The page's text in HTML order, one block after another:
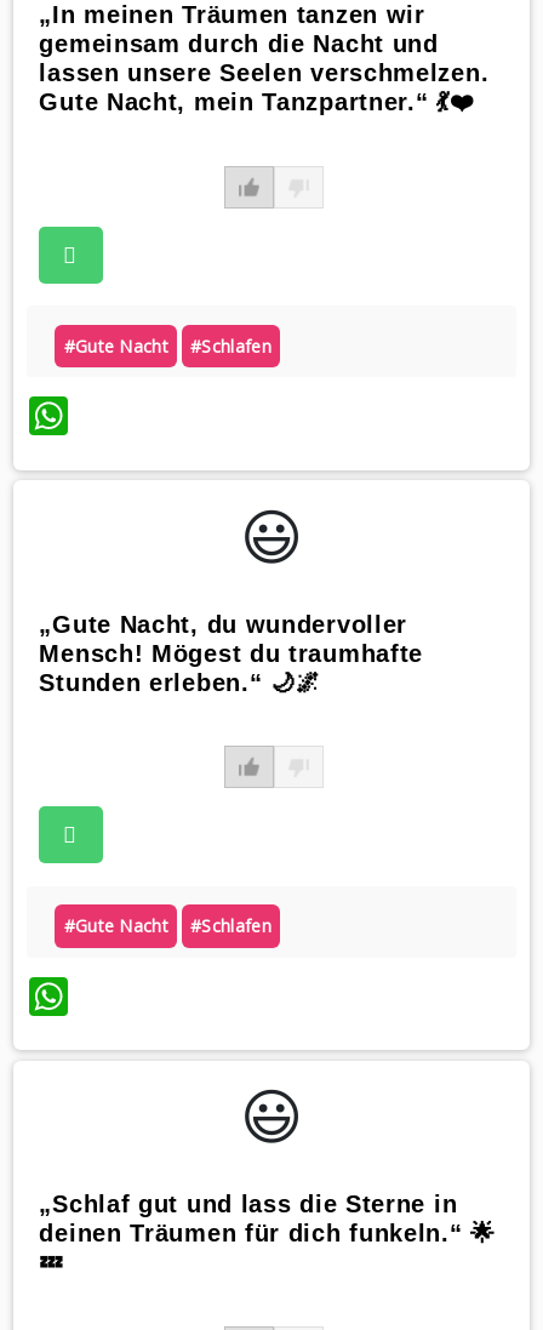
„In meinen Träumen tanzen wir
gemeinsam durch die Nacht und
lassen unsere Seelen verschmelzen.
Gute Nacht, mein Tanzpartner.“ 💃❤️
#gute Nacht #schlafen
WhatsApp
😃️
„Gute Nacht, du wundervoller
Mensch! Mögest du traumhafte
Stunden erleben.“ 🌙🌌
#gute Nacht #schlafen
WhatsApp
😃️
„Schlaf gut und lass die Sterne in
deinen Träumen für dich funkeln.“ 🌟
💤